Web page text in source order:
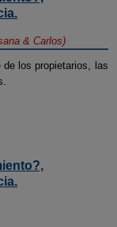
& Carlos)
los propietarios, las